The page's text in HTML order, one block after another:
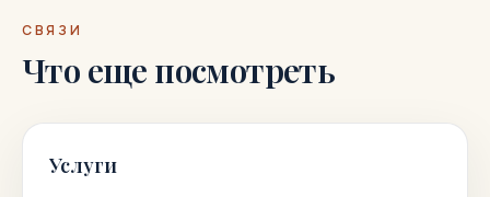
СВЯЗИ
Что еще посмотреть
Услуги